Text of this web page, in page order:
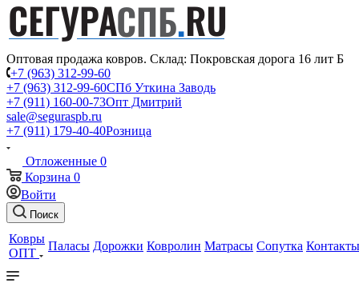
Оптовая продажа ковров. Склад: Покровская дорога 16 лит Б
+7 (963) 312-99-60
+7 (963) 312-99-60СПб Уткина Заводь
+7 (911) 160-00-73Опт Дмитрий
sale@seguraspb.ru
+7 (911) 179-40-40Розница
Отложенные 0
Корзина 0
Войти
Поиск
Ковры
ОПТ
Паласы Дорожки Ковролин Матрасы Сопутка Контакты